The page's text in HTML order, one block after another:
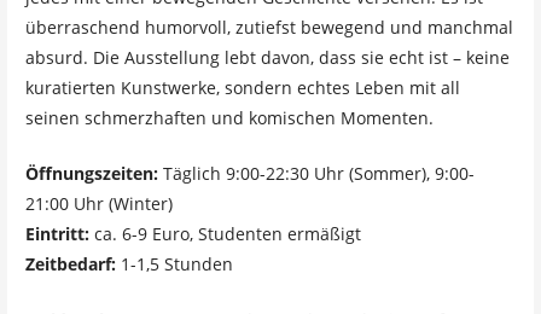
überraschend humorvoll, zutiefst bewegend und manchmal
absurd. Die Ausstellung lebt davon, dass sie echt ist – keine
kuratierten Kunstwerke, sondern echtes Leben mit all
seinen schmerzhaften und komischen Momenten.
Öffnungszeiten:Täglich 9:00-22:30 Uhr (Sommer), 9:00-
21:00 Uhr (Winter)
Eintritt:ca. 6-9 Euro, Studenten ermäßigt
Zeitbedarf:1-1,5 Stunden